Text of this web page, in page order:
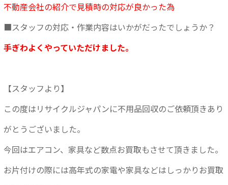
不動産会社の紹介で見積時の対応が良かった為
■スタッフの対応・作業内容はいかがだったでしょうか？
手ぎわよくやっていただけました。
【スタッフより】
この度はリサイクルジャパンに不用品回収のご依頼頂きあり
がとうございました。
今回はエアコン、家具など数点お買取もさせて頂きました。
お片付けの際には高年式の家電や家具などはしっかりお買取